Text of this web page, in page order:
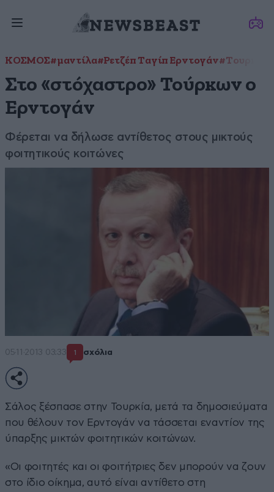
ΚΟΣΜΟΣ#μαντίλα#Ρετζέπ Ταγίπ Ερντογάν#Τουρκία
Στο «στόχαστρο» Τούρκων ο
Ερντογάν
Φέρεται να δήλωσε αντίθετος στους μικτούς
φοιτητικούς κοιτώνες
05·11·2013 03:33 1 σχόλια
Σάλος ξέσπασε στην Τουρκία, μετά τα δημοσιεύματα
που θέλουν τον Ερντογάν να τάσσεται εναντίον της
ύπαρξης μικτών φοιτητικών κοιτώνων.
«Οι φοιτητές και οι φοιτήτριες δεν μπορούν να ζουν
στο ίδιο οίκημα, αυτό είναι αντίθετο στη